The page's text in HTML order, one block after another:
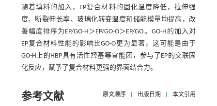
随着填料的加入，EP复合材料的固化温度降低，拉伸强
度、断裂伸长率、玻璃化转变温度和储能模量均提高，改
善幅度排序为EP/GO-H＞EP/GO-O＞EP/GO。GO-H的加入对
EP复合材料性能的影响比GO-O更为显著，这可能是由于
GO-H上的HBP具有活性羟基等官能团，参与了EP的交联固
化反应，赋予了复合材料更强的界面结合力。
参考文献 原文顺序 出版日期 本文引用